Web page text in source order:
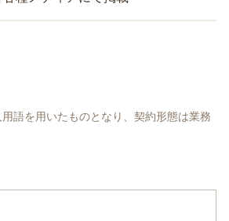
語を用いたものとなり、契約形態は業務